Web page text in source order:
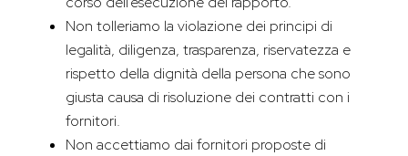
Non tolleriamo la violazione dei principi di
legalità, diligenza, trasparenza, riservatezza e
rispetto della dignità della persona che sono
giusta causa di risoluzione dei contratti con i
fornitori.
Non accettiamo dai fornitori proposte di